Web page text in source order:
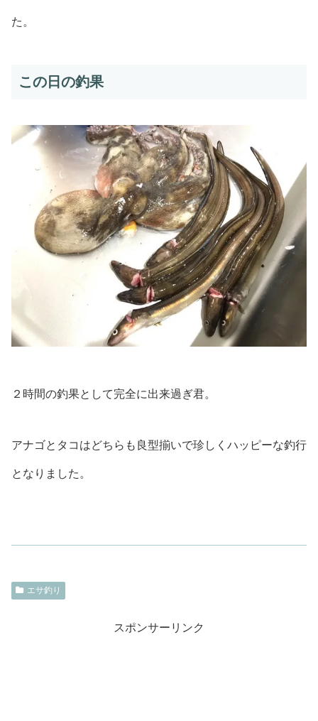
た。
この日の釣果
２時間の釣果として完全に出来過ぎ君。
アナゴとタコはどちらも良型揃いで珍しくハッピーな釣行
となりました。
エサ釣り
スポンサーリンク